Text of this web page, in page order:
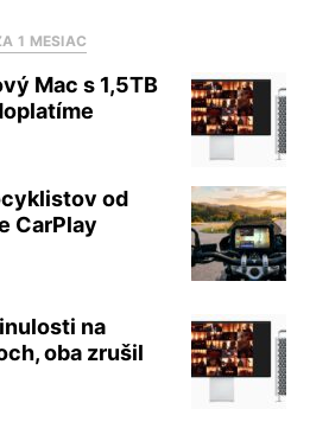
1 MESIAC
Mac s 1,5TB
od
CarPlay
na
oba zrušil